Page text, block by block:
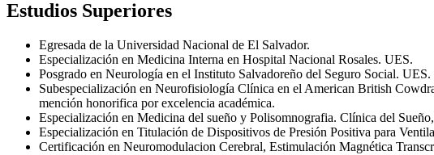
Estudios Superiores
Egresada de la Universidad Nacional de El Salvador.
Especialización en Medicina Interna en Hospital Nacional Rosales. UES.
Posgrado en Neurología en el Instituto Salvadoreño del Seguro Social. UES.
Subespecialización en Neurofisiología Clínica en el American British
mención honorifica por excelencia académica.
Especialización en Medicina del sueño y Polisomnografia. Clínica del
Especialización en Titulación de Dispositivos de Presión Positiva para
Certificación en Neuromodulacion Cerebral, Estimulación Magnética